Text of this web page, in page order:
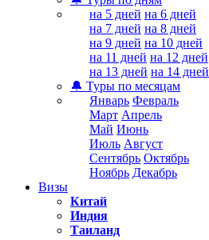
на 5 дней на 6 дней
на 7 дней на 8 дней
на 9 дней на 10 дней
на 11 дней на 12 дней
на 13 дней на 14 дней
🔔 Туры по месяцам
Январь Февраль
Март Апрель
Май Июнь
Июль Август
Сентябрь Октябрь
Ноябрь Декабрь
Визы
Китай
Индия
Таиланд